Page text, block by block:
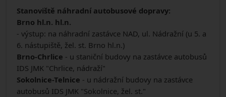
Stanoviště náhradní autobusové dopravy:
Brno hl.n. hl.n.
- výstup: na náhradní zastávce NAD, ul. Nádražní (u 5. a
6. nástupiště, žel. st. Brno hl.n.)
Brno-Chrlice - u staniční budovy na zastávce autobusů
IDS JMK "Chrlice, nádraží"
Sokolnice-Telnice - u nádražní budovy na zastávce
autobusů IDS JMK "Sokolnice, žel. st."